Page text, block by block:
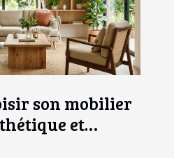
son mobilier
et